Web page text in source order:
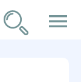
menu